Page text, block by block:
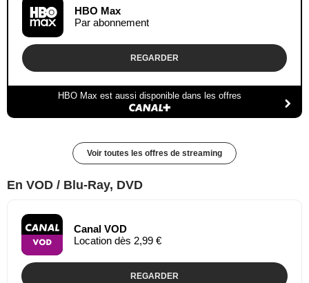
HBO Max
Par abonnement
REGARDER
HBO Max est aussi disponible dans les offres
Voir toutes les offres de streaming
En VOD / Blu-Ray, DVD
Canal VOD
Location dès 2,99 €
REGARDER